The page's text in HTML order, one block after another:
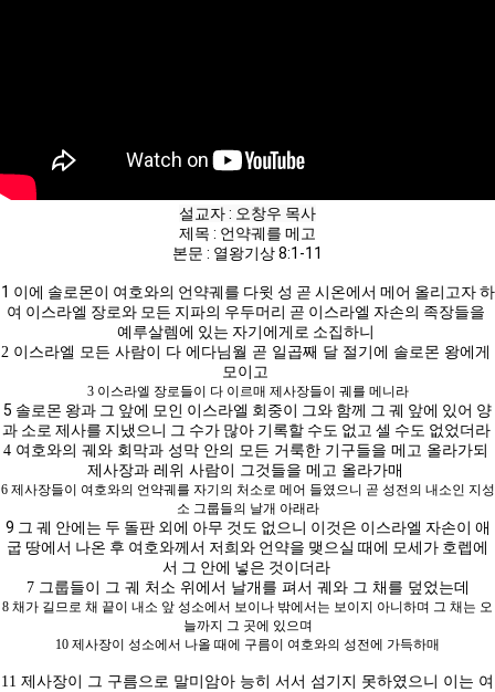
설교자 : 오창우 목사
제목 : 언약궤를 메고
본문 : 열왕기상 8:1-11
1 이에 솔로몬이 여호와의 언약궤를 다윗 성 곧 시온에서 메어 올리고자 하
여 이스라엘 장로와 모든 지파의 우두머리 곧 이스라엘 자손의 족장들을
예루살렘에 있는 자기에게로 소집하니
2 이스라엘 모든 사람이 다 에다님월 곧 일곱째 달 절기에 솔로몬 왕에게
모이고
3 이스라엘 장로들이 다 이르매 제사장들이 궤를 메니라
5 솔로몬 왕과 그 앞에 모인 이스라엘 회중이 그와 함께 그 궤 앞에 있어 양
과 소로 제사를 지냈으니 그 수가 많아 기록할 수도 없고 셀 수도 없었더라
4 여호와의 궤와 회막과 성막 안의 모든 거룩한 기구들을 메고 올라가되
제사장과 레위 사람이 그것들을 메고 올라가매
6 제사장들이 여호와의 언약궤를 자기의 처소로 메어 들였으니 곧 성전의 내소인 지성
소 그룹들의 날개 아래라
9 그 궤 안에는 두 돌판 외에 아무 것도 없으니 이것은 이스라엘 자손이 애
굽 땅에서 나온 후 여호와께서 저희와 언약을 맺으실 때에 모세가 호렙에
서 그 안에 넣은 것이더라
7 그룹들이 그 궤 처소 위에서 날개를 펴서 궤와 그 채를 덮었는데
8 채가 길므로 채 끝이 내소 앞 성소에서 보이나 밖에서는 보이지 아니하며 그 채는 오
늘까지 그 곳에 있으며
10 제사장이 성소에서 나올 때에 구름이 여호와의 성전에 가득하매
11 제사장이 그 구름으로 말미암아 능히 서서 섬기지 못하였으니 이는 여